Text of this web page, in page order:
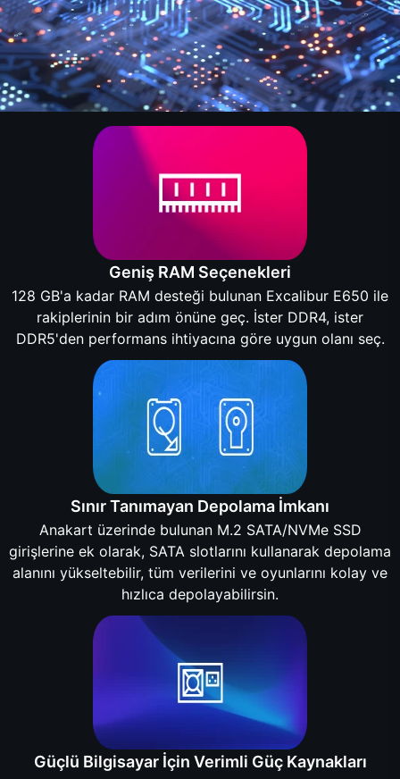
Geniş RAM Seçenekleri
128 GB'a kadar RAM desteği bulunan Excalibur E650 ile
rakiplerinin bir adım önüne geç. İster DDR4, ister
DDR5'den performans ihtiyacına göre uygun olanı seç.
Sınır Tanımayan Depolama İmkanı
Anakart üzerinde bulunan M.2 SATA/NVMe SSD
girişlerine ek olarak, SATA slotlarını kullanarak depolama
alanını yükseltebilir, tüm verilerini ve oyunlarını kolay ve
hızlıca depolayabilirsin.
Güçlü Bilgisayar İçin Verimli Güç Kaynakları